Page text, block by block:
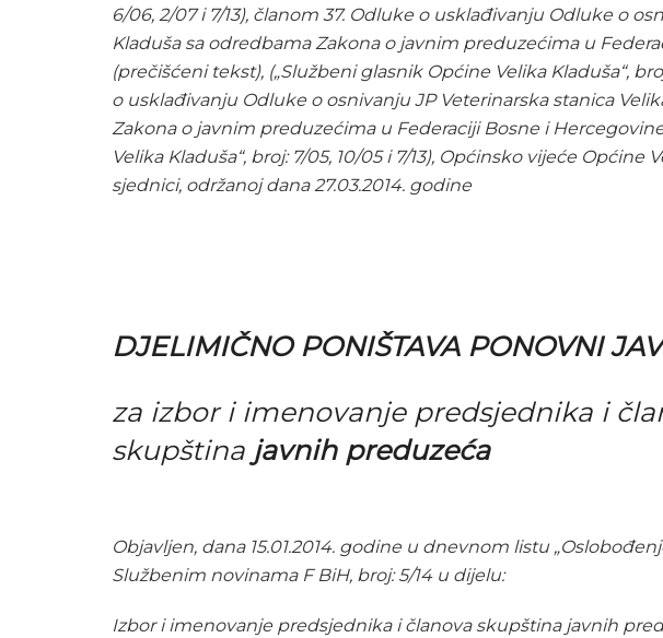
6/06, 2/07 i 7/13), članom 37. Odluke o usklađivanju Odluke o
Kladuša sa odredbama Zakona o javnim preduzećima u
(prečišćeni tekst), („Službeni glasnik Općine Velika Kladuša“,
o usklađivanju Odluke o osnivanju JP Veterinarska stanica
Zakona o javnim preduzećima u Federaciji Bosne i
Velika Kladuša“, broj: 7/05, 10/05 i 7/13), Općinsko vijeće Općine
sjednici, održanoj dana 27.03.2014. godine
DJELIMIČNO PONIŠTAVA PONOVNI
za izbor i imenovanje predsjednika i
skupština javnih preduzeća
Objavljen, dana 15.01.2014. godine u dnevnom listu
Službenim novinama F BiH, broj: 5/14 u dijelu:
Izbor i imenovanje predsjednika i članova skupština javnih